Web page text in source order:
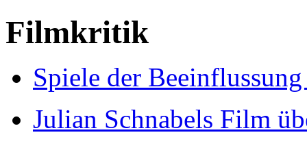
Filmkritik
Spiele der
Julian Schnabels Film